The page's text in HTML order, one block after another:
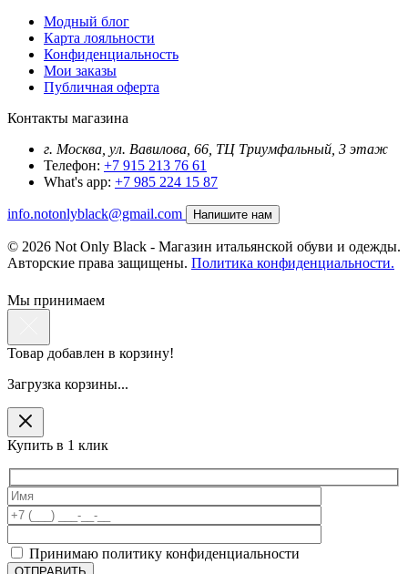
Модный блог
Карта лояльности
Конфиденциальность
Мои заказы
Публичная оферта
Контакты магазина
г. Москва, ул. Вавилова, 66, ТЦ Триумфальный, 3 этаж
Телефон: +7 915 213 76 61
What's app: +7 985 224 15 87
info.notonlyblack@gmail.com Напишите нам
© 2026 Not Only Black - Магазин итальянской обуви и одежды.
Авторские права защищены. Политика конфиденциальности.
Мы принимаем
Товар добавлен в корзину!
Загрузка корзины...
Купить в 1 клик
Принимаю политику конфиденциальности